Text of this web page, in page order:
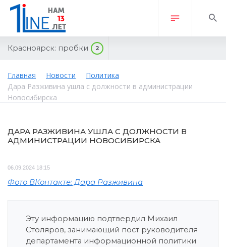
Красноярск: пробки 2
Главная Новости
Политика
Дара Разживина ушла с должности в администрации
Новосибирска
ДАРА РАЗЖИВИНА УШЛА С ДОЛЖНОСТИ В
АДМИНИСТРАЦИИ НОВОСИБИРСКА
06.09.2024 18:15
Фото ВКонтакте: Дара Разживина
Эту информацию подтвердил Михаил
Столяров, занимающий пост руководителя
департамента информационной политики